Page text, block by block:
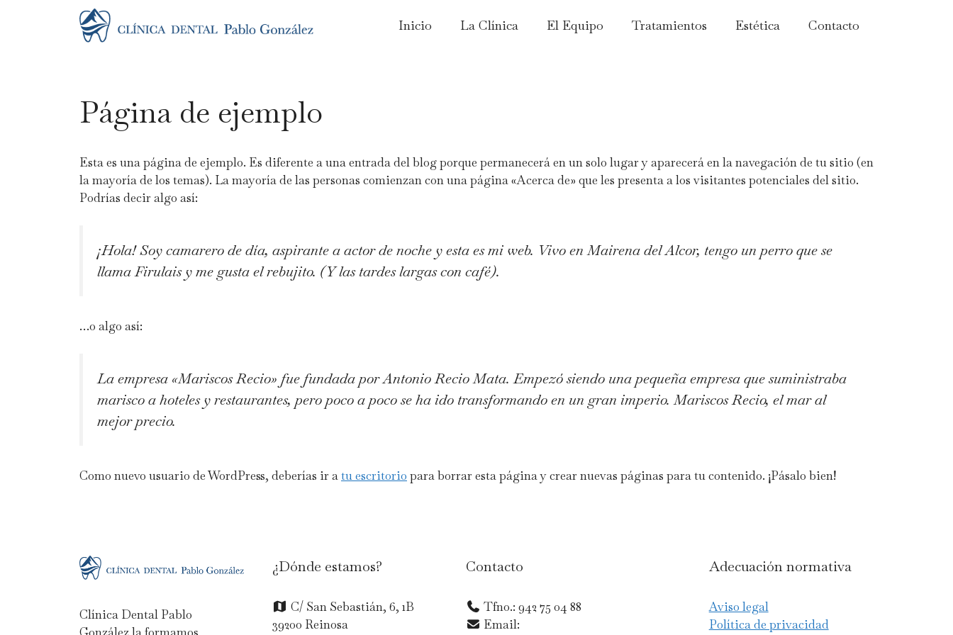
Inicio La Clínica El Equipo Tratamientos Estética Contacto
Página de ejemplo
Esta es una página de ejemplo. Es diferente a una entrada del blog porque permanecerá en un solo lugar y aparecerá en la navegación de tu sitio (en
la mayoría de los temas). La mayoría de las personas comienzan con una página «Acerca de» que les presenta a los visitantes potenciales del sitio.
Podrías decir algo así:
¡Hola! Soy camarero de día, aspirante a actor de noche y esta es mi web. Vivo en Mairena del Alcor, tengo un perro que se
llama Firulais y me gusta el rebujito. (Y las tardes largas con café).
…o algo así:
La empresa «Mariscos Recio» fue fundada por Antonio Recio Mata. Empezó siendo una pequeña empresa que suministraba
marisco a hoteles y restaurantes, pero poco a poco se ha ido transformando en un gran imperio. Mariscos Recio, el mar al
mejor precio.
Como nuevo usuario de WordPress, deberías ir atu escritorio para borrar esta página y crear nuevas páginas para tu contenido. ¡Pásalo bien!
Clínica Dental Pablo
¿Dónde estamos?
C/ San Sebastián, 6, 1B
39200 Reinosa
Contacto
Tfno.: 942 75 04 88
Email:
Adecuación normativa
Aviso legal
Política de privacidad